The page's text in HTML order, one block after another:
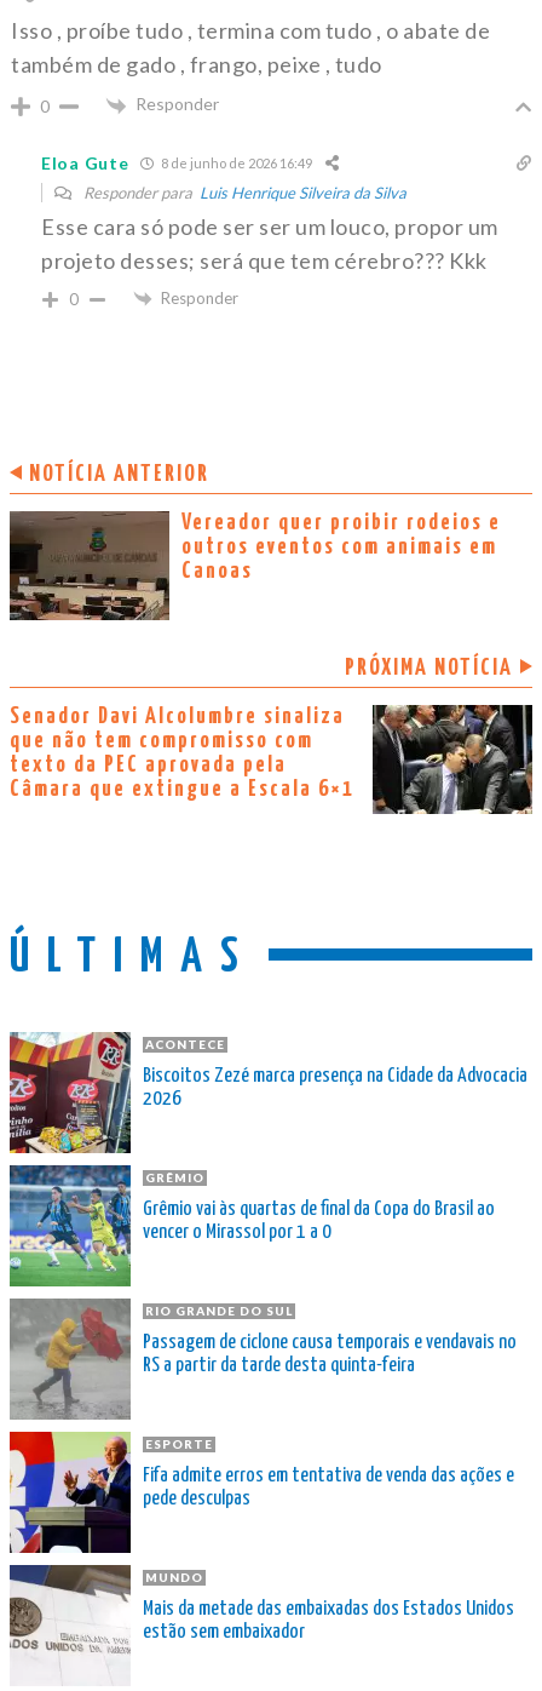
Isso , proíbe tudo , termina com tudo , o abate de
também de gado , frango, peixe , tudo
0 Responder
Eloa Gute 8 de junho de 2026 16:49
Responder para Luis Henrique Silveira da Silva
Esse cara só pode ser ser um louco, propor um
projeto desses; será que tem cérebro??? Kkk
0 Responder
NOTÍCIA ANTERIOR
Vereador quer proibir rodeios e
outros eventos com animais em
Canoas
PRÓXIMA NOTÍCIA
Senador Davi Alcolumbre sinaliza
que não tem compromisso com
texto da PEC aprovada pela
Câmara que extingue a Escala 6×1
ÚLTIMAS
ACONTECE
Biscoitos Zezé marca presença na Cidade da Advocacia
2026
GRÊMIO
Grêmio vai às quartas de final da Copa do Brasil ao
vencer o Mirassol por 1 a 0
RIO GRANDE DO SUL
Passagem de ciclone causa temporais e vendavais no
RS a partir da tarde desta quinta-feira
ESPORTE
Fifa admite erros em tentativa de venda das ações e
pede desculpas
MUNDO
Mais da metade das embaixadas dos Estados Unidos
estão sem embaixador